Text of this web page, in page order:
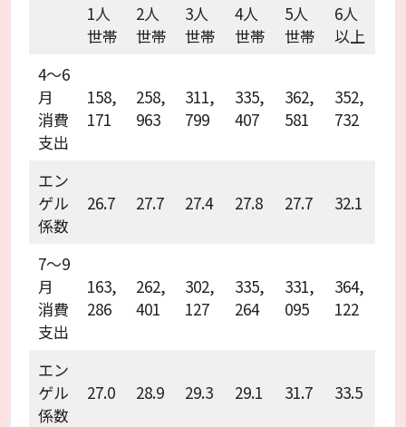
1人
世帯
2人
世帯
3人
世帯
4人
世帯
5人
世帯
6人
以上
4～6
月
消費
支出
158,
171
258,
963
311,
799
335,
407
362,
581
352,
732
エン
ゲル
係数
26.7 27.7 27.4 27.8 27.7 32.1
7～9
月
消費
支出
163,
286
262,
401
302,
127
335,
264
331,
095
364,
122
エン
ゲル
係数
27.0 28.9 29.3 29.1 31.7 33.5